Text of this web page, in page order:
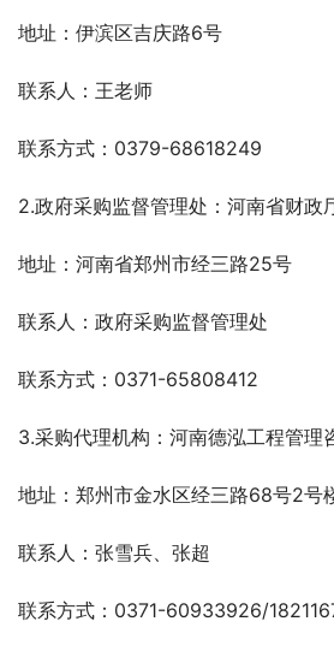
地址：伊滨区吉庆路6号
联系人：王老师
联系方式：0379-68618249
2.政府采购监督管理处：河南省财政
地址：河南省郑州市经三路25号
联系人：政府采购监督管理处
联系方式：0371-65808412
3.采购代理机构：河南德泓工程管理
地址：郑州市金水区经三路68号2号
联系人：张雪兵、张超
联系方式：0371-60933926/